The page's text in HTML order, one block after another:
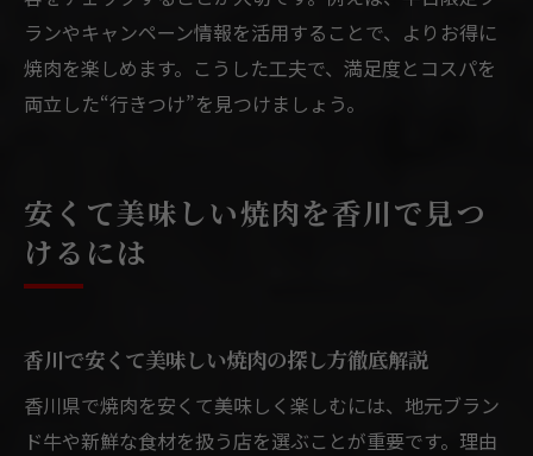
ランやキャンペーン情報を活用することで、よりお得に
焼肉を楽しめます。こうした工夫で、満足度とコスパを
両立した“行きつけ”を見つけましょう。
安くて美味しい焼肉を香川で見つ
けるには
香川で安くて美味しい焼肉の探し方徹底解説
香川県で焼肉を安くて美味しく楽しむには、地元ブラン
ド牛や新鮮な食材を扱う店を選ぶことが重要です。理由